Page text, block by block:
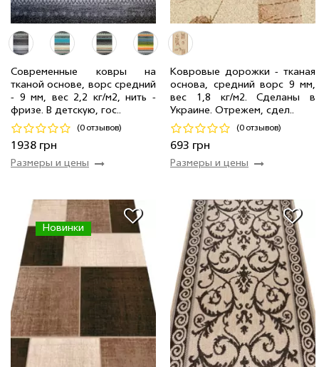
Современные ковры на
тканой основе, ворс средний
- 9 мм, вес 2,2 кг/м2, нить -
фризе. В детскую, гос..
(0 отзывов)
1938 грн
Размеры и цены
1.33 x 1.90 м 1 шт 1 938 грн
Код 18819
Ковровые дорожки - тканая
основа, средний ворс 9 мм,
вес 1,8 кг/м2. Сделаны в
Украине. Отрежем, сдел..
(0 отзывов)
693 грн
Размеры и цены
2.00 м 11 мп
1 386 грн/мп
1.00 м
14 мп 693 грн/мп
Код 19193
Новинки